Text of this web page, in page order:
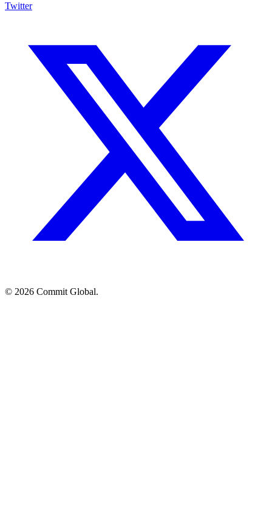
Twitter
© 2026 Commit Global.